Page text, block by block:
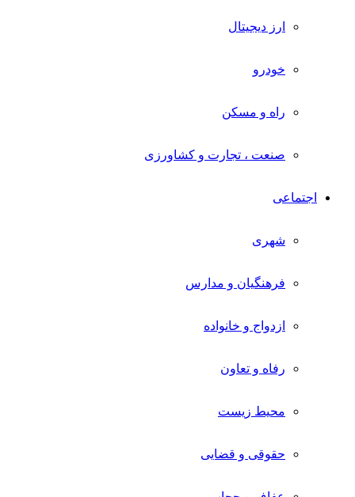
ارز دیجیتال
خودرو
راه و مسکن
صنعت ، تجارت و کشاورزی
اجتماعی
شهری
فرهنگیان و مدارس
ازدواج و خانواده
رفاه و تعاون
محیط زیست
حقوقی و قضایی